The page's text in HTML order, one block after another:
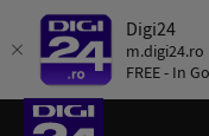
Digi24
m.digi24.ro
FREE - In